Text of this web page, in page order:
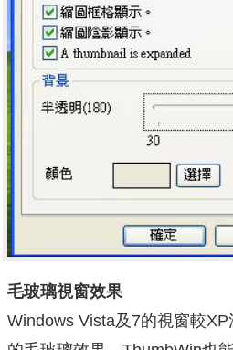
毛玻璃視窗效果
Windows Vista及7的視窗較